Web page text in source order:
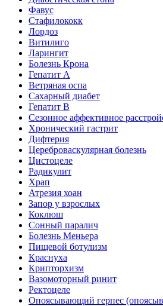
Фавус
Стафилококк
Лордоз
Витилиго
Ларингит
Болезнь Крона
Гепатит A
Ветряная оспа
Сахарный диабет
Гепатит B
Сезонное аффективное
Хронический гастрит
Дифтерия
Цереброваскулярная болезнь
Цистоцеле
Радикулит
Храп
Атрезия хоан
Запор у взрослых
Коклюш
Сонный паралич
Болезнь Меньера
Пищевой ботулизм
Краснуха
Крипторхизм
Вазомоторный ринит
Ректоцеле
Опоясывающий герпес